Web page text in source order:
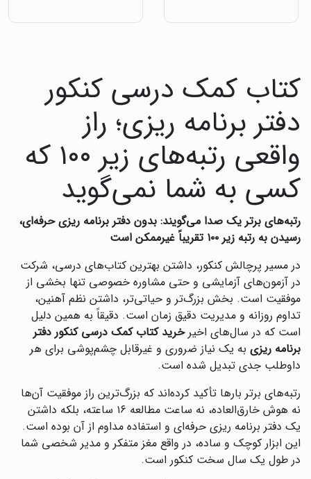
کتاب کمک درسی کنکور
دفتر برنامه ریزی؛ راز
واقعی رتبه‌های زیر ۱۰۰ که
کسی به شما نمی‌گوید
رتبه‌های برتر یک صدا می‌گویند: بدون دفتر برنامه ریزی حرفه‌ای،
رسیدن به رتبه زیر ۱۰۰ تقریباً غیرممکن است
در مسیر پرچالش کنکور، داشتن بهترین کتاب‌های درسی، شرکت
در آزمون‌های آزمایشی و حتی مشاوره خصوصی تنها بخشی از
موفقیت است. بخش بزرگ‌تر و حیاتی‌تر، داشتن نظم آهنین،
تداوم روزانه و مدیریت دقیق زمان است. دقیقاً به همین دلیل
است که در سال‌های اخیرخرید کتاب کمک درسی کنکور دفتر
برنامه ریزی به یک نیاز ضروری و غیرقابل چشم‌پوشی برای هر
داوطلب جدی تبدیل شده است.
رتبه‌های برتر بارها تأکید کرده‌اند که بزرگ‌ترین راز موفقیت آن‌ها
نه هوش خارق‌العاده، نه ساعت مطالعه ۱۶ ساعته، بلکه داشتن
یک دفتر برنامه ریزی حرفه‌ای و استفاده مداوم از آن بوده است.
این ابزار کوچک و ساده، در واقع مغز متفکر و مدیر شخصی شما
در طول یک سال سخت کنکور است.